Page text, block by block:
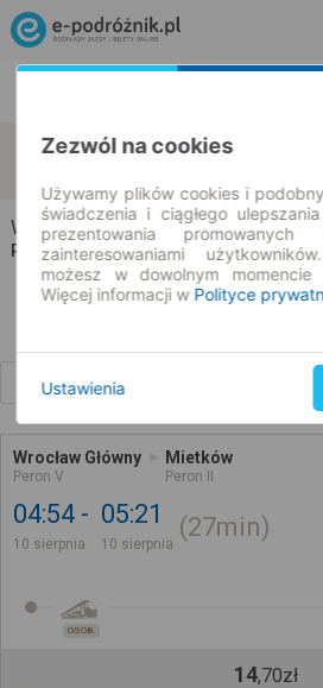
Wrocław Mietków
Wrocław → Mietków
Rozkład jazdy i bilety
Wrocław Główny
Peron V
Mietków
Peron II
04:54
10 sierpnia
05:21
10 sierpnia
27min
OSOB.
14,70zł
Zezwól na cookies
Używamy plików cookies i
świadczenia i ciągłego
prezentowania
zainteresowaniami
możesz w dowolnym
Więcej informacji w Polityce
Ustawienia